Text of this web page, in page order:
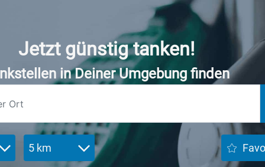
Jetzt günstig tanken!
in Deiner Umgebung finden
5 km